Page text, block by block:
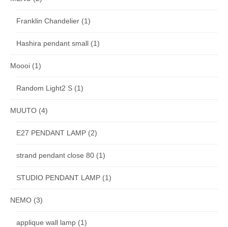
Franklin Chandelier (1)
Hashira pendant small (1)
Moooi (1)
Random Light2 S (1)
MUUTO (4)
E27 PENDANT LAMP (2)
strand pendant close 80 (1)
STUDIO PENDANT LAMP (1)
NEMO (3)
applique wall lamp (1)